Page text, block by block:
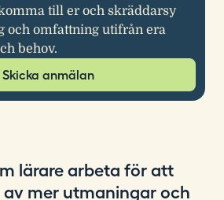
lärare arbeta för att
av mer utmaningar och
till er och skräddarsy
och omfattning utifrån era
behov.
Skicka anmälan